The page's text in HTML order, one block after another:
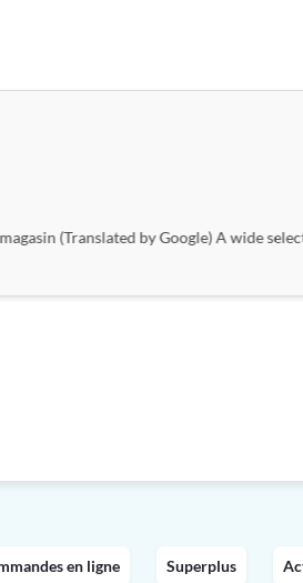
(Translated by Google) A wide
en ligne Superplus